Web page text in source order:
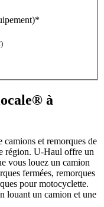
à
et remorques de
région. U-Haul offre un
vous louez un camion
fermées, remorques
pour motocyclette.
louant un camion et une